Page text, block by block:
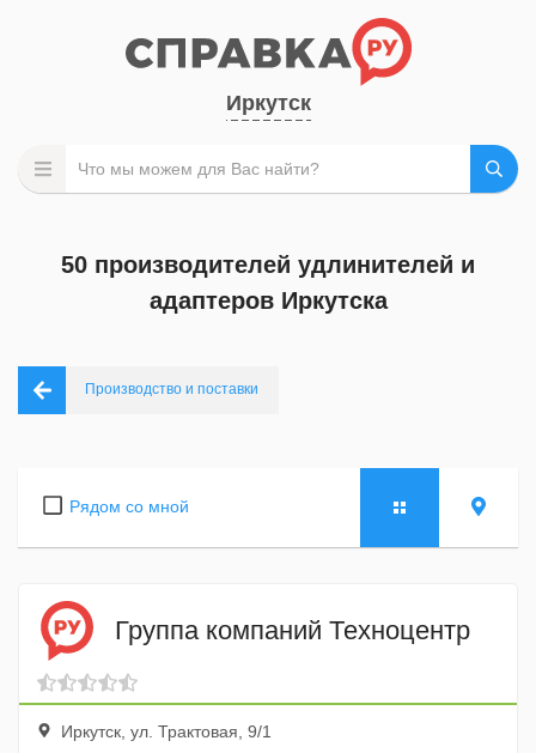
Иркутск
50 производителей удлинителей и
адаптеров Иркутска
Производство и поставки
Рядом со мной
Группа компаний Техноцентр
Иркутск, ул. Трактовая, 9/1